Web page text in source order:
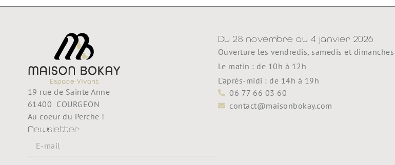
19 rue de Sainte Anne
61400 COURGEON
Au coeur du Perche !
Newsletter
Du 28 novembre au 4 janvier 2026
Ouverture les vendredis, samedis et dimanches
Le matin : de 10h à 12h
L'après-midi : de 14h à 19h
06 77 66 03 60
contact@maisonbokay.com